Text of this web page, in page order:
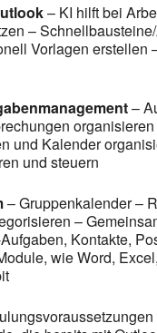
– KI hilft bei
–
Vorlagen erstellen
–
und Kalender
und steuern
– Gruppenkalender –
–
Kontakte,
wie Word,